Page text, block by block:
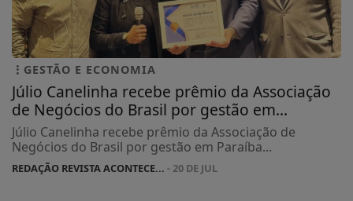
GESTÃO E ECONOMIA
Júlio Canelinha recebe prêmio da Associação
de Negócios do Brasil por gestão em...
Júlio Canelinha recebe prêmio da Associação de
Negócios do Brasil por gestão em Paraíba...
REDAÇÃO REVISTA ACONTECE... - 20 DE JUL